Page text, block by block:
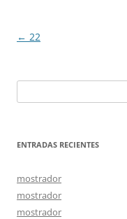
Navegación
← 22
ENTRADAS RECIENTES
mostrador
mostrador
mostrador